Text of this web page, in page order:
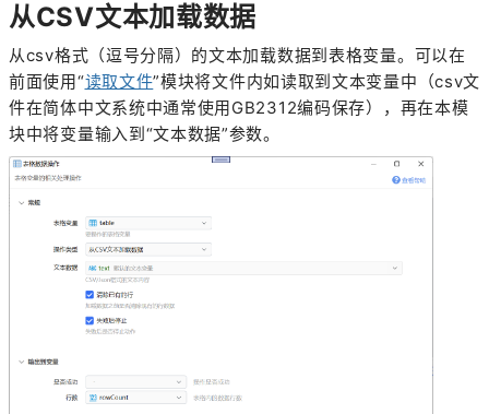
从CSV文本加载数据
从csv格式（逗号分隔）的文本加载数据到表格变量。可以在
前面使用“读取文件”模块将文件内如读取到文本变量中（csv文
件在简体中文系统中通常使用GB2312编码保存），再在本模
块中将变量输入到“文本数据”参数。